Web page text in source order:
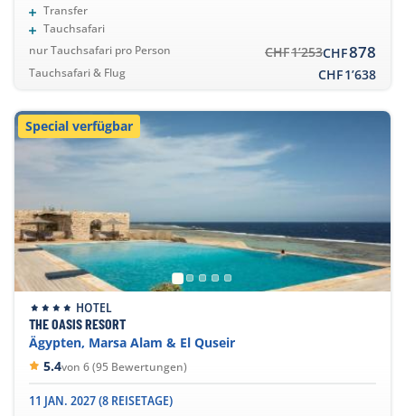
Transfer
Tauchsafari
nur Tauchsafari pro Person
CHF878
CHF1’253
Tauchsafari & Flug CHF1’638
Special verfügbar
HOTEL
THE OASIS RESORT
Ägypten, Marsa Alam & El Quseir
5.4von 6 (95 Bewertungen)
11 JAN. 2027 (8 REISETAGE)